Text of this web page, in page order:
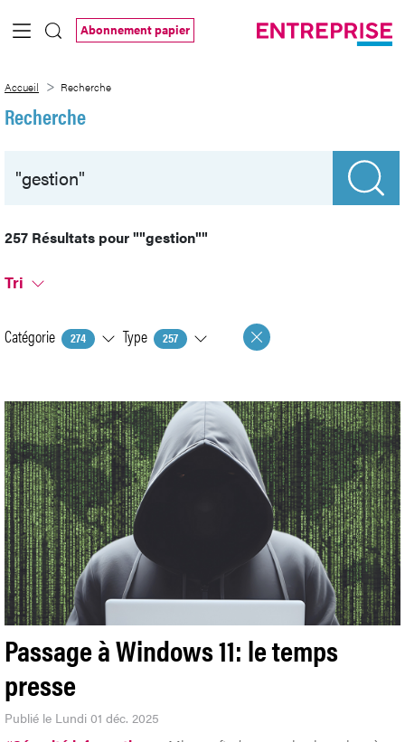
Saut au contenu principal
Abonnement papier
Accueil Recherche
Recherche
257 Résultats pour""gestion""
Tri
Catégorie 274 Type 257
Passage à Windows 11: le temps
presse
Publié le Lundi 01 déc. 2025